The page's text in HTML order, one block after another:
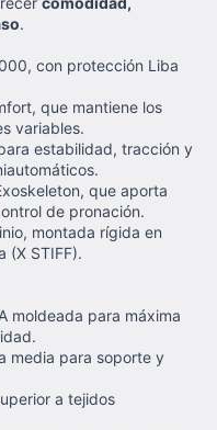
.
con protección Liba
que mantiene los
variables.
estabilidad, tracción y
que aporta
de pronación.
montada rígida en
(X STIFF).
moldeada para máxima
media para soporte y
a tejidos